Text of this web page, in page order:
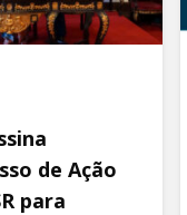
de Ação
para